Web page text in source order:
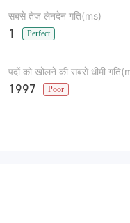
सबसे तेज लेनदेन गति(ms)
1 Perfect
पदों को खोलने की सबसे धीमी
1997 Poor